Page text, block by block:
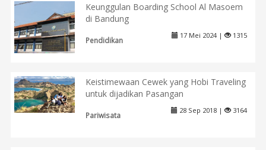
Keunggulan Boarding School Al Masoem
di Bandung
Pendidikan
17 Mei 2024 | 1315
Keistimewaan Cewek yang Hobi Traveling
untuk dijadikan Pasangan
Pariwisata
28 Sep 2018 | 3164